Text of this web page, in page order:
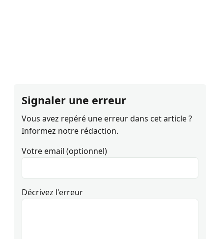
Signaler une erreur
Vous avez repéré une erreur dans cet article ?
Informez notre rédaction.
Votre email (optionnel)
Décrivez l'erreur